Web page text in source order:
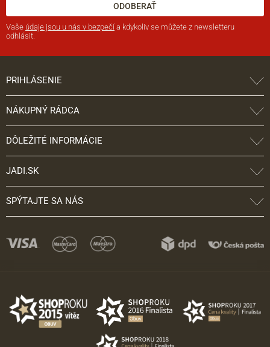
ODOBERAŤ
Vaše údaje jsou u nás v bezpečí a kdykoliv se můžete z newsletteru
odhlásit.
PRIHLÁSENIE
NÁKUPNÝ RÁDCA
DÔLEŽITÉ INFORMÁCIE
JADI.SK
SPÝTAJTE SA NÁS